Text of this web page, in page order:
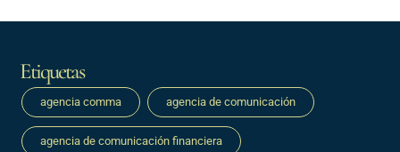
Etiquetas
agencia comma agencia de comunicación
agencia de comunicación financiera